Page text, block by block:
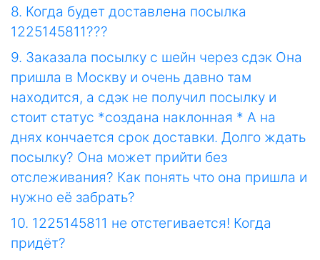
8. Когда будет доставлена посылка
1225145811???
9. Заказала посылку с шейн через сдэк Она
пришла в Москву и очень давно там
находится, а сдэк не получил посылку и
стоит статус *создана наклонная * А на
днях кончается срок доставки. Долго ждать
посылку? Она может прийти без
отслеживания? Как понять что она пришла и
нужно её забрать?
10. 1225145811 не отстегивается! Когда
придёт?